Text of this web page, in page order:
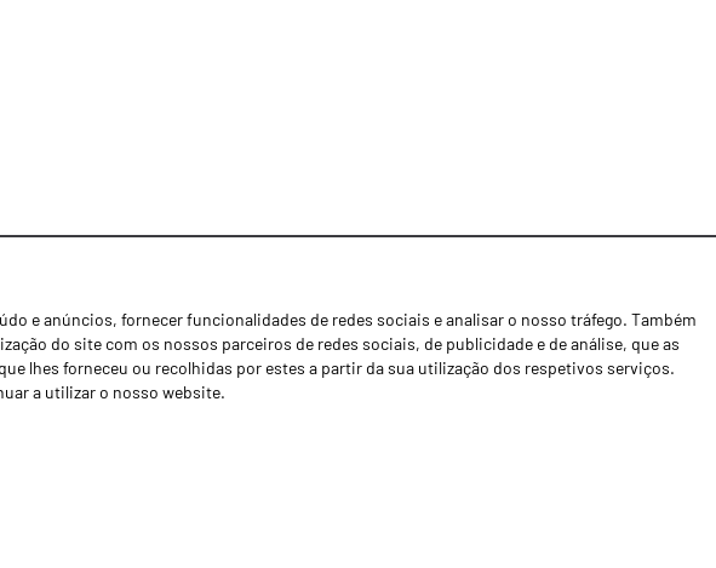
e anúncios, fornecer funcionalidades de redes sociais e analisar o nosso tráfego. Também
do site com os nossos parceiros de redes sociais, de publicidade e de análise, que as
lhes forneceu ou recolhidas por estes a partir da sua utilização dos respetivos serviços.
a utilizar o nosso website.
Floresta
Notícias
Concessionários